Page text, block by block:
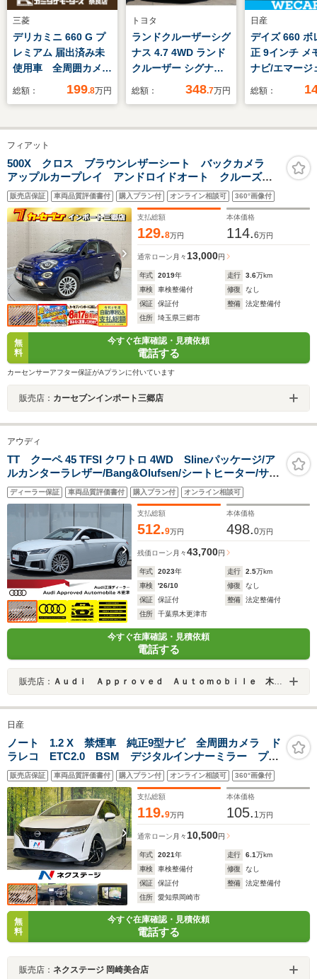
三菱
デリカミニ 660 G プ
レミアム 届出済み未
使用車 全周囲カメ
ラ 両側電動スライド
コントロール 衝突被
害軽減システム オー
トライト LEDヘッド
ランプ スマートキ
ー アイドリングスト
ップ
総額： 199.8万円
トヨタ
ランドクルーザーシグ
ナス 4.7 4WD ランド
クルーザー シグナ
ス/2UZ/V8エンジン搭
ルホワイト/サンルー
ーシート/4本出しマフ
ラー/純正マルチナビ/
新品 ジオランダー
MTタイヤ
総額： 348.7万円
日産
デイズ 660 ボ
正 9インチ メ
ナビ/エマージ
ーブレーキ/ア
ム/シート ハ
ー 前後/ヘッ
LED
総額：
フィアット
500X クロス ブラウンレザーシート バックカメラ
アップルカープレイ アンドロイドオート クルーズコ
ントロール シートヒーター プッシュスタート ETC
販売店保証 車両品質評価書付 購入プラン付 オンライン相談可 360°画像付
支払総額
129.8万円
本体価格
114.6万円
通常ローン 月々 13,000円
年式 2019年 走行 3.6万km
車検
車検整備付 修復
なし
保証
保証付 整備
法定整備付
住所
埼玉県三郷市
無
料
今すぐ在庫確認・見積依頼
電話する
カーセンサーアフター保証がAプランに付いています
販売店： カーセブンインポート三郷店
アウディ
TT クーペ 45 TFSI クワトロ 4WD Slineパッケージ/ア
ルカンターラレザー/Bang&Olufsen/シートヒーター/サイ
ドアシスト/マトリクスLEDヘッドライト/リヤカメラ/パド
ルシフト/クルーズコントロール/
ディーラー保証 車両品質評価書付 購入プラン付 オンライン相談可
支払総額
512.9万円
本体価格
498.0万円
残価ローン 月々43,700円
年式 2023年 走行 2.5万km
車検
'26/10 修復
なし
保証
保証付 整備
法定整備付
住所
千葉県木更津市
今すぐ在庫確認・見積依頼
電話する
販売店： Ａｕｄｉ Ａｐｐｒｏｖｅｄ Ａｕｔｏｍｏｂｉｌｅ 木更津
日産
ノート 1.2 X 禁煙車 純正9型ナビ 全周囲カメラ ド
ラレコ ETC2.0 BSM デジタルインナーミラー プロ
パイロット Bluetooth再生 純正16インチアルミ エマ
ージェンシーブレーキ コーナーセンサー
販売店保証 車両品質評価書付 購入プラン付 オンライン相談可 360°画像付
支払総額
119.9万円
本体価格
105. 1 万円
通常ローン 月々 10,500円
年式 2021年 走行 6.1万km
車検
車検整備付 修復
なし
保証
保証付 整備
法定整備付
住所
愛知県岡崎市
無
料
今すぐ在庫確認・見積依頼
電話する
販売店： ネクステージ 岡崎美合店